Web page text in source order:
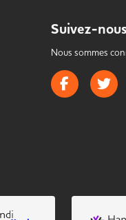
Suivez-nous
Nous sommes
Page